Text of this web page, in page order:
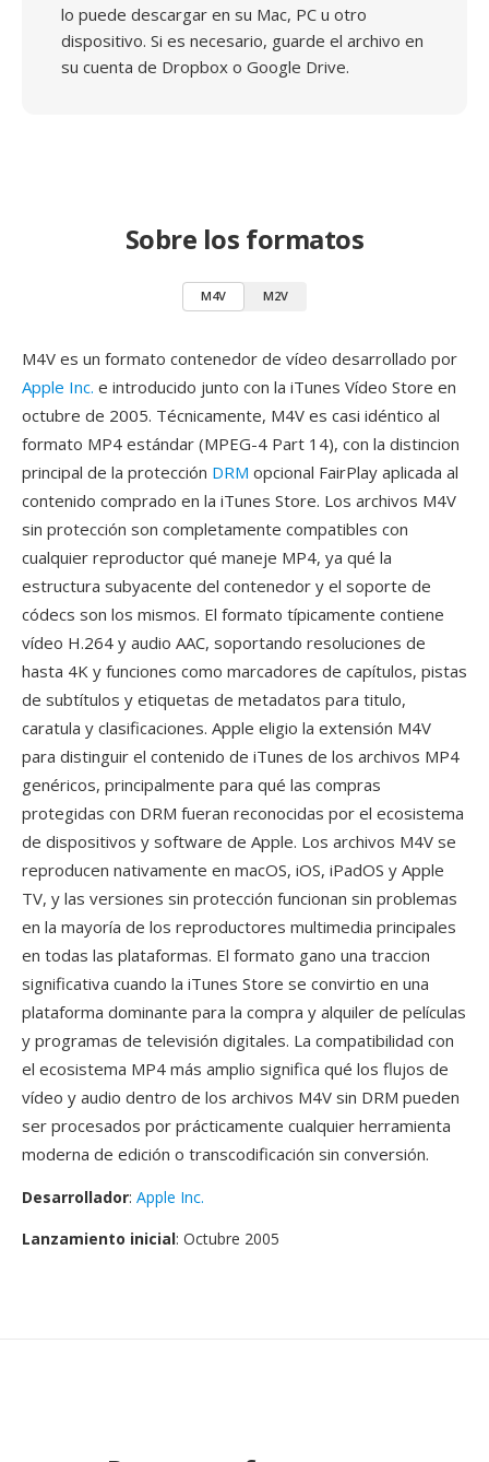
lo puede descargar en su Mac, PC u otro
dispositivo. Si es necesario, guarde el archivo en
su cuenta de Dropbox o Google Drive.
Sobre los formatos
M4V M2V
M4V es un formato contenedor de vídeo desarrollado por
Apple Inc. e introducido junto con la iTunes Vídeo Store en
octubre de 2005. Técnicamente, M4V es casi idéntico al
formato MP4 estándar (MPEG-4 Part 14), con la distincion
principal de la protección DRM opcional FairPlay aplicada al
contenido comprado en la iTunes Store. Los archivos M4V
sin protección son completamente compatibles con
cualquier reproductor qué maneje MP4, ya qué la
estructura subyacente del contenedor y el soporte de
códecs son los mismos. El formato típicamente contiene
vídeo H.264 y audio AAC, soportando resoluciones de
hasta 4K y funciones como marcadores de capítulos, pistas
de subtítulos y etiquetas de metadatos para titulo,
caratula y clasificaciones. Apple eligio la extensión M4V
para distinguir el contenido de iTunes de los archivos MP4
genéricos, principalmente para qué las compras
protegidas con DRM fueran reconocidas por el ecosistema
de dispositivos y software de Apple. Los archivos M4V se
reproducen nativamente en macOS, iOS, iPadOS y Apple
TV, y las versiones sin protección funcionan sin problemas
en la mayoría de los reproductores multimedia principales
en todas las plataformas. El formato gano una traccion
significativa cuando la iTunes Store se convirtio en una
plataforma dominante para la compra y alquiler de películas
y programas de televisión digitales. La compatibilidad con
el ecosistema MP4 más amplio significa qué los flujos de
vídeo y audio dentro de los archivos M4V sin DRM pueden
ser procesados por prácticamente cualquier herramienta
moderna de edición o transcodificación sin conversión.
Desarrollador: Apple Inc.
Lanzamiento inicial: Octubre 2005